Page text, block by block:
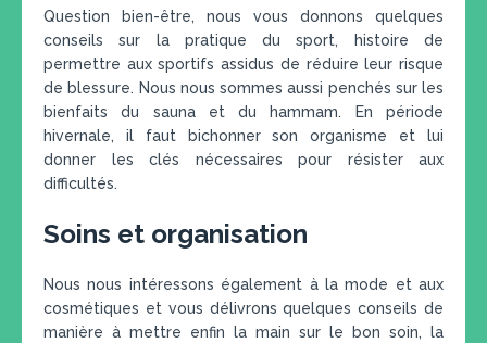
Question bien-être, nous vous donnons quelques
conseils sur la pratique du sport, histoire de
permettre aux sportifs assidus de réduire leur risque
de blessure. Nous nous sommes aussi penchés sur les
bienfaits du sauna et du hammam. En période
hivernale, il faut bichonner son organisme et lui
donner les clés nécessaires pour résister aux
difficultés.
Soins et organisation
Nous nous intéressons également à la mode et aux
cosmétiques et vous délivrons quelques conseils de
manière à mettre enfin la main sur le bon soin, la